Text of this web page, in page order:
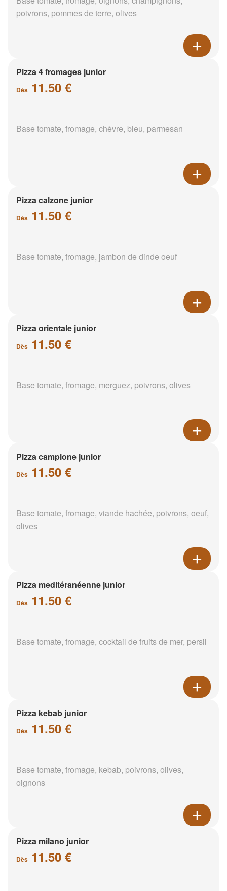
poivrons, pommes de terre, olives
Pizza 4 fromages junior
Dès 11.50 €
Base tomate, fromage, chèvre, bleu, parmesan
Pizza calzone junior
Dès 11.50 €
Base tomate, fromage, jambon de dinde oeuf
Pizza orientale junior
Dès 11.50 €
Base tomate, fromage, merguez, poivrons, olives
Pizza campione junior
Dès 11.50 €
Base tomate, fromage, viande hachée, poivrons, oeuf,
olives
Pizza meditéranéenne junior
Dès 11.50 €
Base tomate, fromage, cocktail de fruits de mer, persil
Pizza kebab junior
Dès 11.50 €
Base tomate, fromage, kebab, poivrons, olives,
oignons
Pizza milano junior
Dès 11.50 €